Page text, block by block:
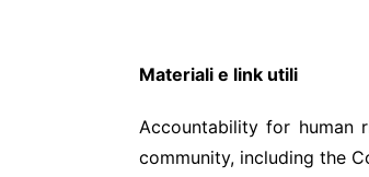
Materiali e link utili
Accountability for human
community, including the